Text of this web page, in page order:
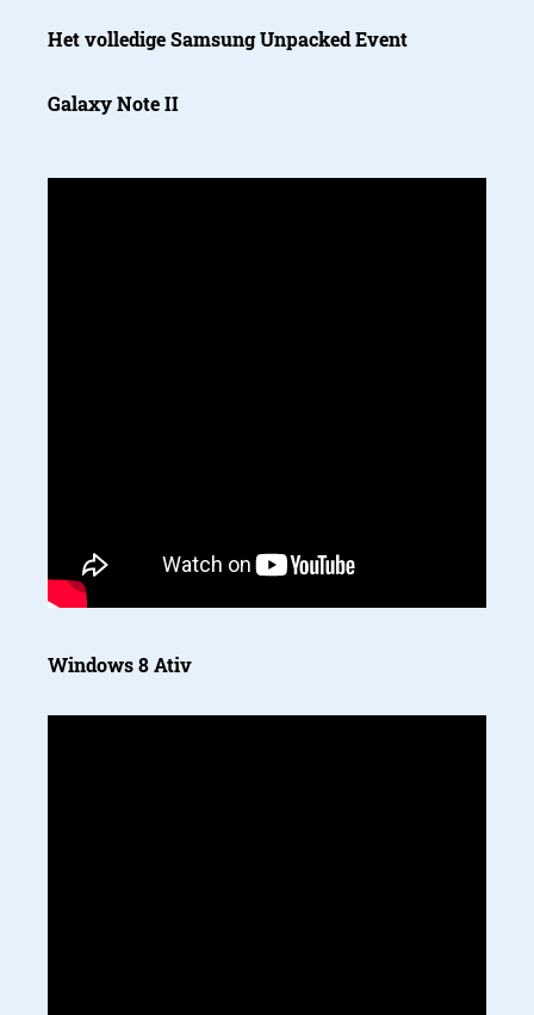
Het volledige Samsung Unpacked Event
Galaxy Note II
Windows 8 Ativ